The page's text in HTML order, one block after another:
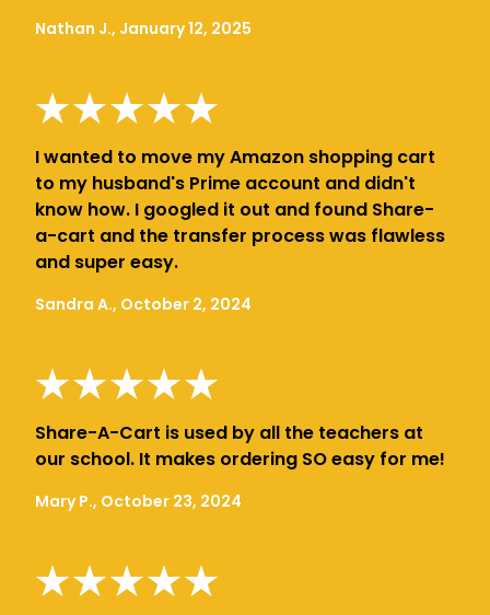
Nathan J., January 12, 2025
I wanted to move my Amazon shopping cart
to my husband's Prime account and didn't
know how. I googled it out and found Share-
a-cart and the transfer process was flawless
and super easy.
Sandra A., October 2, 2024
Share-A-Cart is used by all the teachers at
our school. It makes ordering SO easy for me!
Mary P., October 23, 2024